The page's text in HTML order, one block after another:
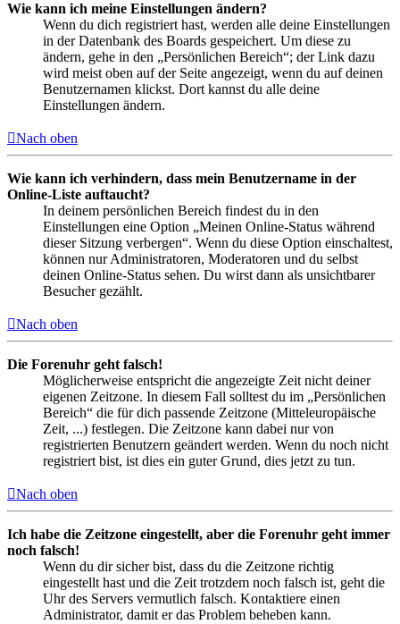
Wie kann ich meine Einstellungen ändern?
Wenn du dich registriert hast, werden alle deine Einstellungen
in der Datenbank des Boards gespeichert. Um diese zu
ändern, gehe in den „Persönlichen Bereich“; der Link dazu
wird meist oben auf der Seite angezeigt, wenn du auf deinen
Benutzernamen klickst. Dort kannst du alle deine
Einstellungen ändern.
Nach oben
Wie kann ich verhindern, dass mein Benutzername in der
Online-Liste auftaucht?
In deinem persönlichen Bereich findest du in den
Einstellungen eine Option „Meinen Online-Status während
dieser Sitzung verbergen“. Wenn du diese Option einschaltest,
können nur Administratoren, Moderatoren und du selbst
deinen Online-Status sehen. Du wirst dann als unsichtbarer
Besucher gezählt.
Nach oben
Die Forenuhr geht falsch!
Möglicherweise entspricht die angezeigte Zeit nicht deiner
eigenen Zeitzone. In diesem Fall solltest du im „Persönlichen
Bereich“ die für dich passende Zeitzone (Mitteleuropäische
Zeit, ...) festlegen. Die Zeitzone kann dabei nur von
registrierten Benutzern geändert werden. Wenn du noch nicht
registriert bist, ist dies ein guter Grund, dies jetzt zu tun.
Nach oben
Ich habe die Zeitzone eingestellt, aber die Forenuhr geht immer
noch falsch!
Wenn du dir sicher bist, dass du die Zeitzone richtig
eingestellt hast und die Zeit trotzdem noch falsch ist, geht die
Uhr des Servers vermutlich falsch. Kontaktiere einen
Administrator, damit er das Problem beheben kann.